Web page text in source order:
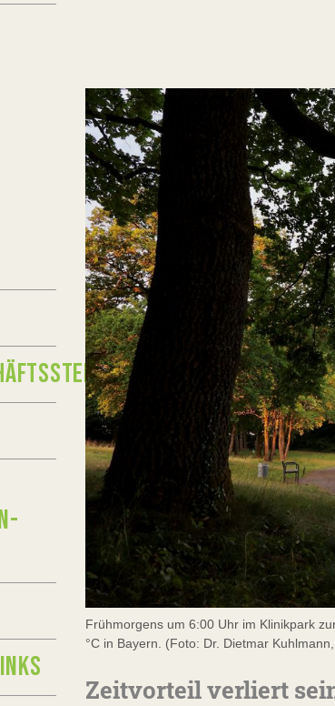
Frühmorgens um 6:00 Uhr im Klinikpark
°C in Bayern. (Foto: Dr. Dietmar
Zeitvorteil verliert